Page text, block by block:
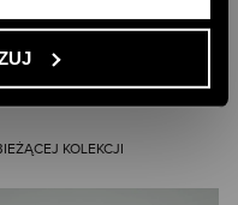
KOLEKCJI